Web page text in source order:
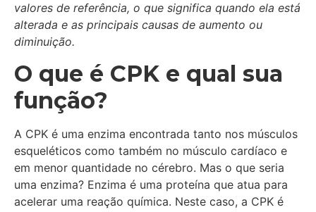
valores de referência, o que significa quando ela está
alterada e as principais causas de aumento ou
diminuição.
O que é CPK e qual sua
função?
A CPK é uma enzima encontrada tanto nos músculos
esqueléticos como também no músculo cardíaco e
em menor quantidade no cérebro. Mas o que seria
uma enzima? Enzima é uma proteína que atua para
acelerar uma reação química. Neste caso, a CPK é